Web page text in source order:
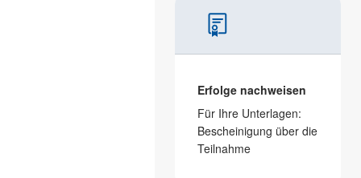
Erfolge nachweisen
Für Ihre Unterlagen:
Bescheinigung über die
Teilnahme